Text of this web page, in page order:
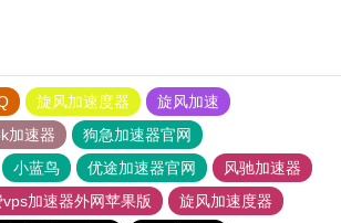
旋风加速度器
旋风加速
加速器
狗急加速器官网
小蓝鸟 优途加速器官网
风驰加速器
加速器外网苹果版
旋风加速度器